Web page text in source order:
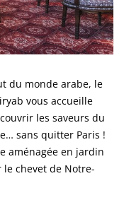
du monde arabe, le
vous accueille
les saveurs du
sans quitter Paris !
aménagée en jardin
chevet de Notre-